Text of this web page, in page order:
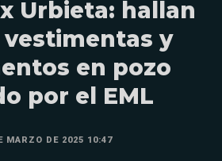
Urbieta: hallan
vestimentas y
en pozo
por el EML
MARZO DE 2025 10:47